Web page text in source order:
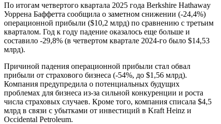
По итогам четвертого квартала 2025 года Berkshire Hathaway
Уоррена Баффетта сообщила о заметном снижении (-24,4%)
операционной прибыли ($10,2 млрд) по сравнению с третьим
кварталом. Год к году падение оказалось еще больше и
составило -29,8% (в четвертом квартале 2024-го было $14,53
млрд).
Причиной падения операционной прибыли стал обвал
прибыли от страхового бизнеса (-54%, до $1,56 млрд).
Компания предупредила о потенциальных будущих
проблемах для бизнеса из-за сильной конкуренции и роста
числа страховых случаев. Кроме того, компания списала $4,5
млрд в связи с убытками от инвестиций в Kraft Heinz и
Occidental Petroleum.